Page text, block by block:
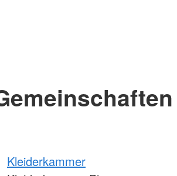
Kleiderkammer